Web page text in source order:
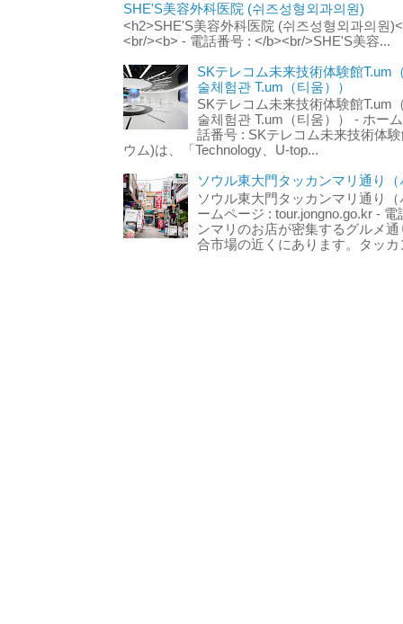
SHE'S美容外科医院 (쉬즈성형외과의원)
<h2>SHE'S美容外科医院 (쉬즈성형외과의원
<br/><b> - 電話番号 : </b><br/>SHE'S美容...
SKテレコム未来技術体験館T.um
술체험관 T.um（티움））
SKテレコム未来技術体験館T.um
술체험관 T.um（티움）） - ホー
話番号 : SKテレコム未来技術体
ウム)は、「Technology、U-top...
ソウル東大門タッカンマリ通り
ソウル東大門タッカンマリ通り
ームページ : tour.jongno.go.kr -
ンマリのお店が密集するグルメ
合市場の近くにあります。タッ